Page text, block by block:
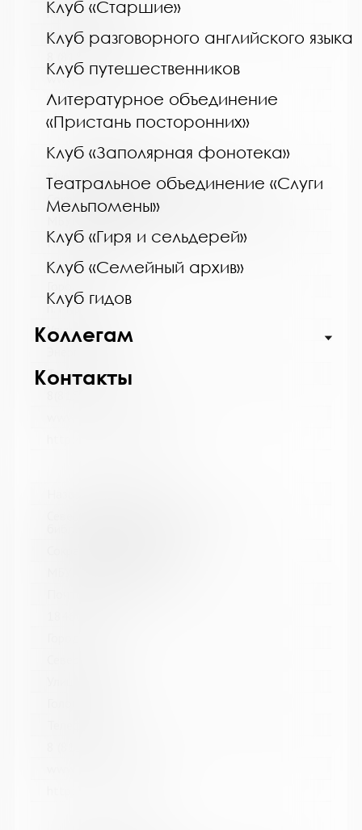
Клуб «Старшие»
Клуб разговорного английского языка
Клуб путешественников
Литературное объединение
«Пристань посторонних»
Клуб «Заполярная фонотека»
Театральное объединение «Слуги
Мельпомены»
Клуб «Гиря и сельдерей»
Клуб «Семейный архив»
Клуб гидов
Коллегам
Контакты
пер. Островский, д. 6
Телефон:
www:
http://kolabiblio.ru/
Название библиотеки:
Мурмашинская городская библиотека
Сокращенное название:
Почтовый индекс:
184355
п. Мурмаши
Улица, дом:
Телефон: